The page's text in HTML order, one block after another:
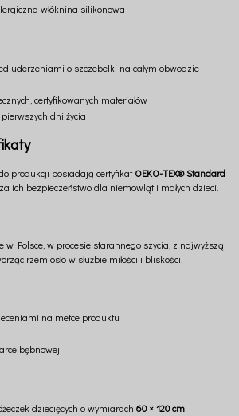
włóknina silikonowa
uderzeniami o szczebelki na całym obwodzie
certyfikowanych materiałów
dni życia
produkcji posiadają certyfikatOEKO-TEX® Standard
ich bezpieczeństwo dla niemowląt i małych dzieci.
w Polsce, w procesie starannego szycia, z najwyższą
rzemiosło w służbie miłości i bliskości.
na metce produktu
bębnowej
dziecięcych o wymiarach 60 × 120 cm